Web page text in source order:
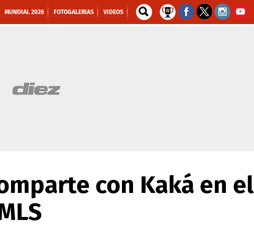
MUNDIAL 2026 FOTOGALERIAS VIDEOS
con Kaká en el